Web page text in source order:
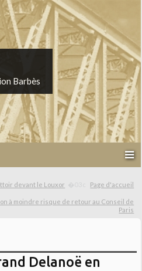
Barbès
devant le Louxor Page d'accueil
à moindre risque de retour au Conseil de
Paris
Delanoë en